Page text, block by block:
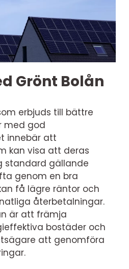
Grönt Bolån
erbjuds till bättre
med god
innebär att
kan visa att deras
standard gällande
genom en bra
få lägre räntor och
återbetalningar.
är att främja
bostäder och
att genomföra